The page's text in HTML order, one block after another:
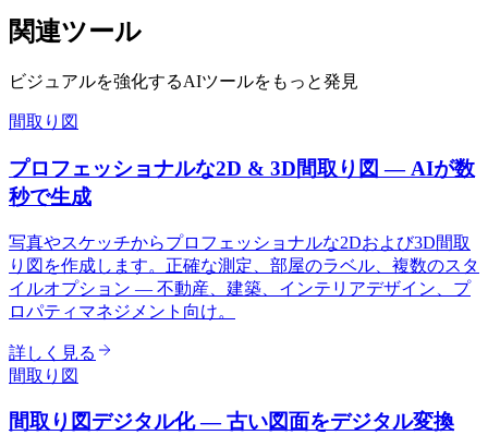
関連ツール
ビジュアルを強化するAIツールをもっと発見
間取り図
プロフェッショナルな2D & 3D間取り図 — AIが数
秒で生成
写真やスケッチからプロフェッショナルな2Dおよび3D間取
り図を作成します。正確な測定、部屋のラベル、複数のスタ
イルオプション — 不動産、建築、インテリアデザイン、プ
ロパティマネジメント向け。
詳しく見る
間取り図
間取り図デジタル化 — 古い図面をデジタル変換